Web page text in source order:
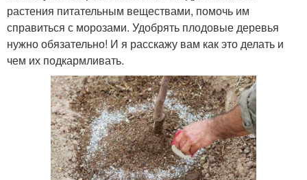
растения питательным веществами, помочь им
справиться с морозами. Удобрять плодовые деревья
нужно обязательно! И я расскажу вам как это делать и
чем их подкармливать.